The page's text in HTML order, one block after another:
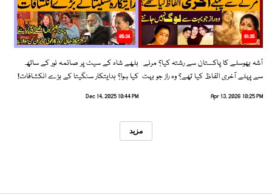
01:35
آشہ بھوسلے کا پاکستان سے رشتہ کیا؟ مرنے
سے پہلے آخری الفاظ کیا تھے؟ وہ راز جو بہت
Apr 13, 2026 10:25 PM
05:34
بلھے شاہ کے سیٹ پر صائمہ نور کے ساتھ
کیا ہوا؟ ہدایتکار سنگیتا کے بڑے انکشافات!
Dec 14, 2025 10:44 PM
مزید